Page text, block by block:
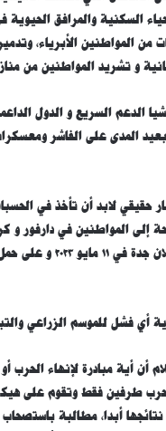
السكنية والمرافق الحيوية
من المواطنين الأبرياء،
و تشريد المواطنين من
الدعم السريع و الدول
المدى على الفاشر
لابد أن تأخذ في
إلى المواطنين في دارفور و
وأن أية مفاوضات جادة
أي فشل للموسم الزراعي
أن أية مبادرة لإنهاء الحرب
طرفين فقط وتقوم على
أبدا، مطالبة باستصحاب